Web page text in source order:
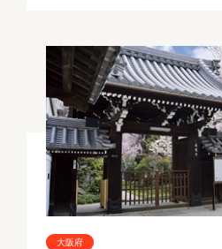
大阪府